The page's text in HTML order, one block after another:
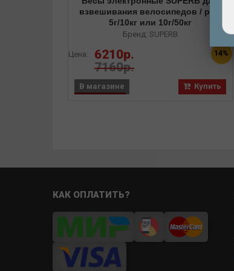
взвешивания велосипедов / рам
5г/10кг или 10г/50кг
Бренд: SUPERB
Цена:
6210р.
7160р.
14%
Купить
В магазине
КАК ОПЛАТИТЬ?